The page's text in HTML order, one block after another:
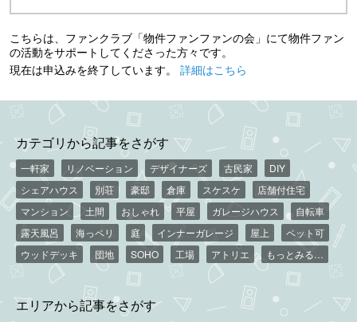
こちらは、ファンクラブ「物件ファンファンの会」にて物件ファン
の活動をサポートしてくださった方々です。
現在は申込みを終了しています。 詳細はこちら
カテゴリから記事をさがす
一軒家 リノベーション デザイナーズ 古民家
DIY
シェアハウス
別荘 豪邸 倉庫 スケスケ
店舗付住宅
マンション
土間 おしゃれ 平屋 ガレージハウス
自転車
露天風呂
海っペリ 庭 インナーガレージ 屋上
ペット可
ウッドデッキ
団地 SOHO 工場 アトリエ もっとみる…
エリアから記事をさがす